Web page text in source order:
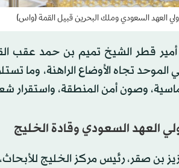
ولي العهد السعودي وملك البحرين قبيل القمة (واس)
قطر الشيخ تميم بن حمد عقب
تجاه الأوضاع الراهنة، وما
وصون أمن المنطقة، واستقرار
العهد السعودي وقادة الخليج
بن صقر، رئيس مركز الخليج